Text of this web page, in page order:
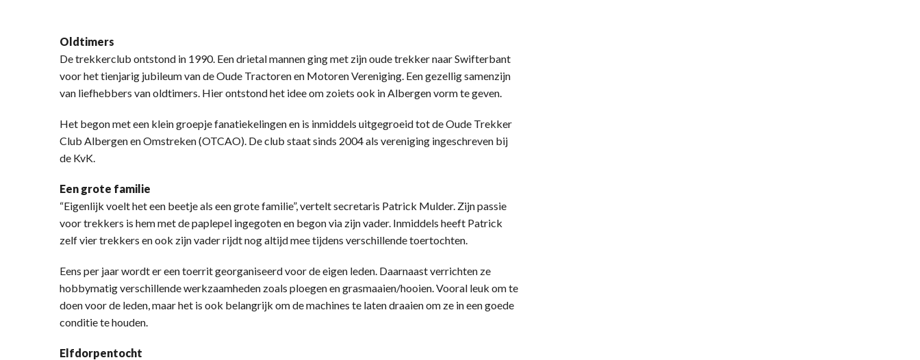
Oldtimers
De trekkerclub ontstond in 1990. Een drietal mannen ging met zijn oude trekker naar Swifterbant
voor het tienjarig jubileum van de Oude Tractoren en Motoren Vereniging. Een gezellig samenzijn
van liefhebbers van oldtimers. Hier ontstond het idee om zoiets ook in Albergen vorm te geven.
Het begon met een klein groepje fanatiekelingen en is inmiddels uitgegroeid tot de Oude Trekker
Club Albergen en Omstreken (OTCAO). De club staat sinds 2004 als vereniging ingeschreven bij
de KvK.
Een grote familie
“Eigenlijk voelt het een beetje als een grote familie”, vertelt secretaris Patrick Mulder. Zijn passie
voor trekkers is hem met de paplepel ingegoten en begon via zijn vader. Inmiddels heeft Patrick
zelf vier trekkers en ook zijn vader rijdt nog altijd mee tijdens verschillende toertochten.
Eens per jaar wordt er een toerrit georganiseerd voor de eigen leden. Daarnaast verrichten ze
hobbymatig verschillende werkzaamheden zoals ploegen en grasmaaien/hooien. Vooral leuk om te
doen voor de leden, maar het is ook belangrijk om de machines te laten draaien om ze in een goede
conditie te houden.
Elfdorpentocht